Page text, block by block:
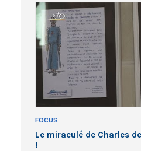
FOCUS
Le miraculé de Charles
!